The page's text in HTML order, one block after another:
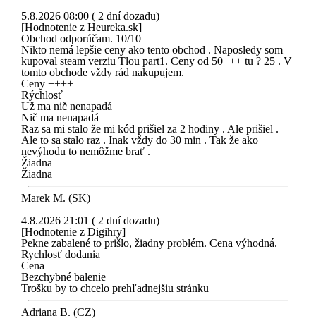
5.8.2026 08:00 ( 2 dní dozadu)
[Hodnotenie z Heureka.sk]
Obchod odporúčam. 10/10
Nikto nemá lepšie ceny ako tento obchod . Naposledy som
kupoval steam verziu Tlou part1. Ceny od 50+++ tu ? 25 . V
tomto obchode vždy rád nakupujem.
Ceny ++++
Rýchlosť
Už ma nič nenapadá
Nič ma nenapadá
Raz sa mi stalo že mi kód prišiel za 2 hodiny . Ale prišiel .
Ale to sa stalo raz . Inak vždy do 30 min . Tak že ako
nevýhodu to nemôžme brať .
Žiadna
Žiadna
Marek M. (SK)
4.8.2026 21:01 ( 2 dní dozadu)
[Hodnotenie z Digihry]
Pekne zabalené to prišlo, žiadny problém. Cena výhodná.
Rychlosť dodania
Cena
Bezchybné balenie
Trošku by to chcelo prehľadnejšiu stránku
Adriana B. (CZ)